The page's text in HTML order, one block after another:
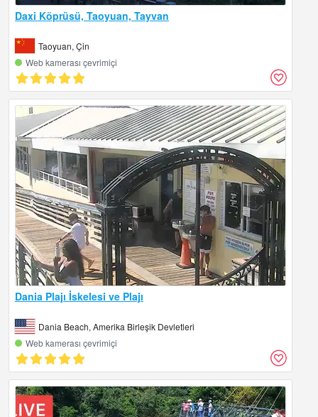
Daxi Köprüsü, Taoyuan, Tayvan
Taoyuan, Çin
Web kamerası çevrimiçi
Dania Plajı İskelesi ve Plajı
Dania Beach, Amerika Birleşik Devletleri
Web kamerası çevrimiçi